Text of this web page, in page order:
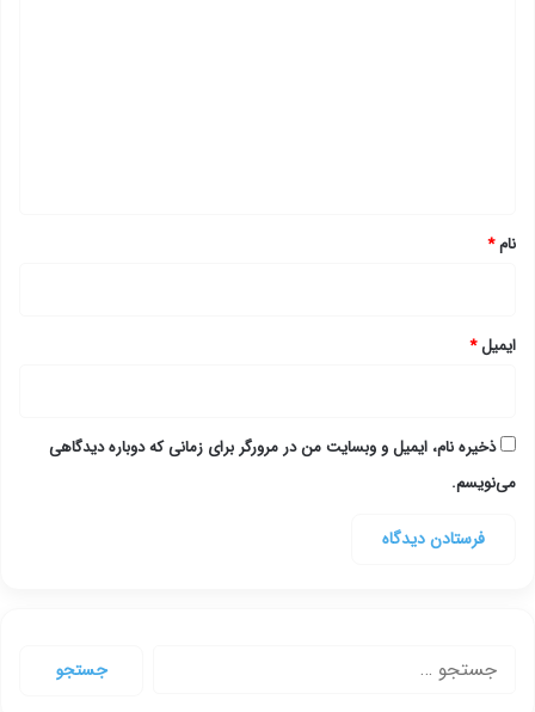
نام*
ایمیل*
ذخیره نام، ایمیل و وبسایت من در مرورگر برای زمانی که دوباره دیدگاهی
می‌نویسم.